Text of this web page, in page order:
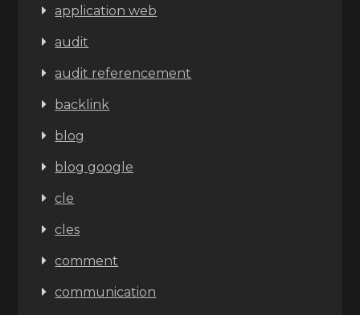
application web
audit
audit referencement
backlink
blog
blog google
cle
cles
comment
communication